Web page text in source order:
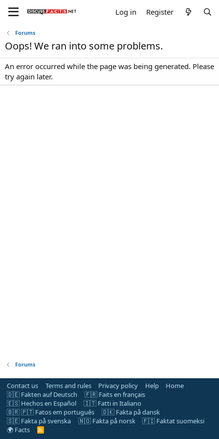
Log in Register
Forums
Oops! We ran into some problems.
An error occurred while the page was being generated. Please
try again later.
Forums
Contact us Terms and rules Privacy policy Help
Home
🇩🇪 Fakten auf Deutsch
🇫🇷 Faits en français
🇪🇸 Hechos en Español
🇮🇹 Fatti in Italiano
🇧🇷 🇵🇹 Fatos em português
🇩🇰 Fakta på dansk
🇸🇪 Fakta på svenska
🇳🇴 Fakta på norsk
🇫🇮 Faktat suomeksi
🌍 Facts
R